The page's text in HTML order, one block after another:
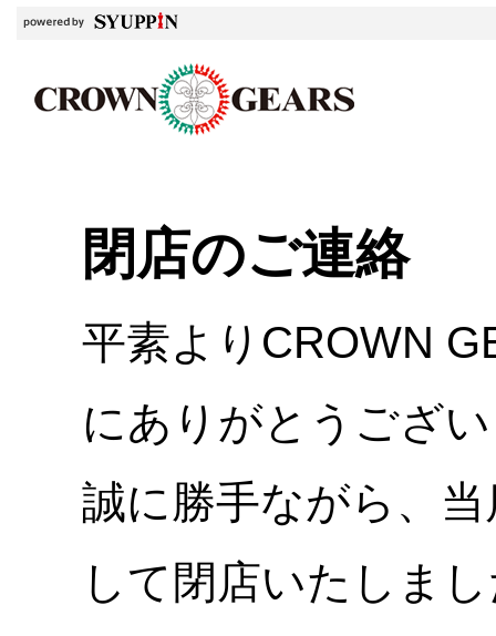
閉店のご連絡
平素よりCROWN
にありがとうござ
誠に勝手ながら、
して閉店いたしま